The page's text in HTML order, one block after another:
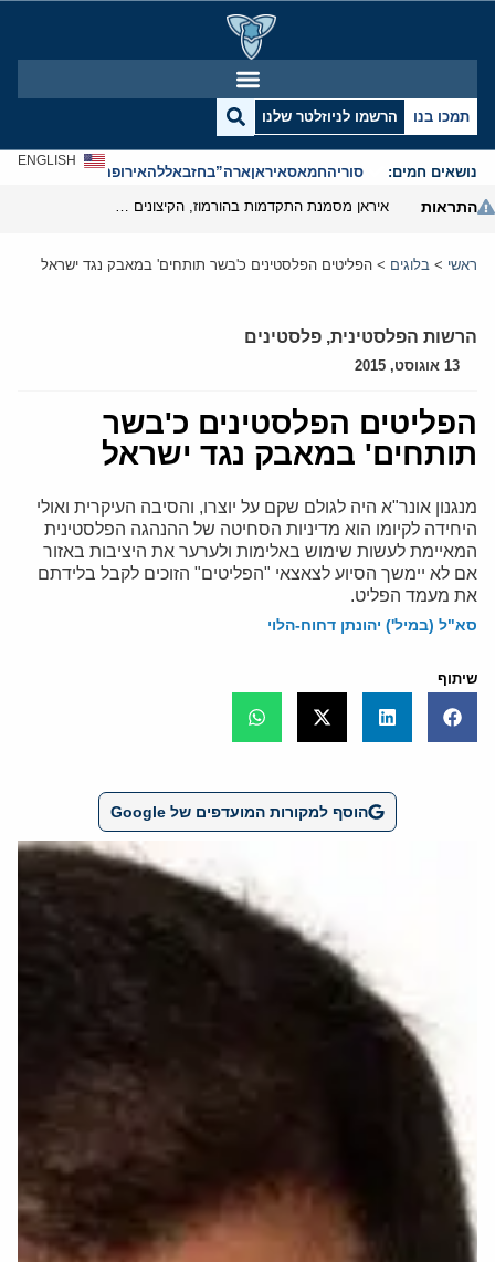
תמכו בנו הרשמו לניוזלטר שלנו
נושאים חמים: סוריהחמאסאיראןארה”בחזבאללהאירופהאנטישמיות
ENGLISH
התראות
ראשי > בלוגים > הפליטים הפלסטינים כ'בשר תותחים' במאבק נגד ישראל
הרשות הפלסטינית, פלסטינים
13 אוגוסט, 2015
הפליטים הפלסטינים כ'בשר
תותחים' במאבק נגד ישראל
מנגנון אונר"א היה לגולם שקם על יוצרו, והסיבה העיקרית ואולי
היחידה לקיומו הוא מדיניות הסחיטה של ההנהגה הפלסטינית
המאיימת לעשות שימוש באלימות ולערער את היציבות באזור
אם לא יימשך הסיוע לצאצאי "הפליטים" הזוכים לקבל בלידתם
את מעמד הפליט.
סא"ל (במיל') יהונתן דחוח-הלוי
שיתוף
הוסף למקורות המועדפים של Google